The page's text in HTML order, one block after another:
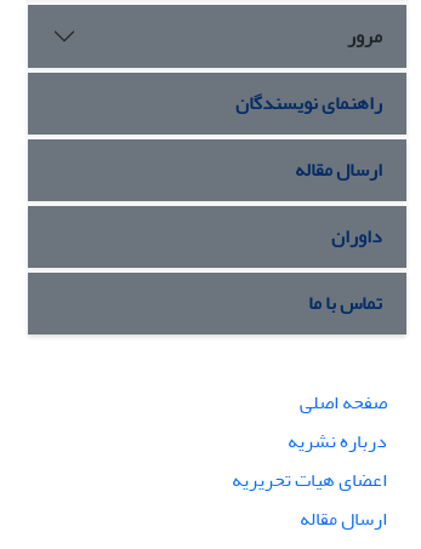
مرور
راهنمای نویسندگان
ارسال مقاله
داوران
تماس با ما
صفحه اصلی
درباره نشریه
اعضای هیات تحریریه
ارسال مقاله